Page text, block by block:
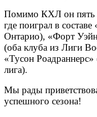
Помимо КХЛ он пять
где поиграл в
Онтарио), «Форт
(оба клуба из Лиги
«Тусон
лига).
Мы рады
успешного сезона!